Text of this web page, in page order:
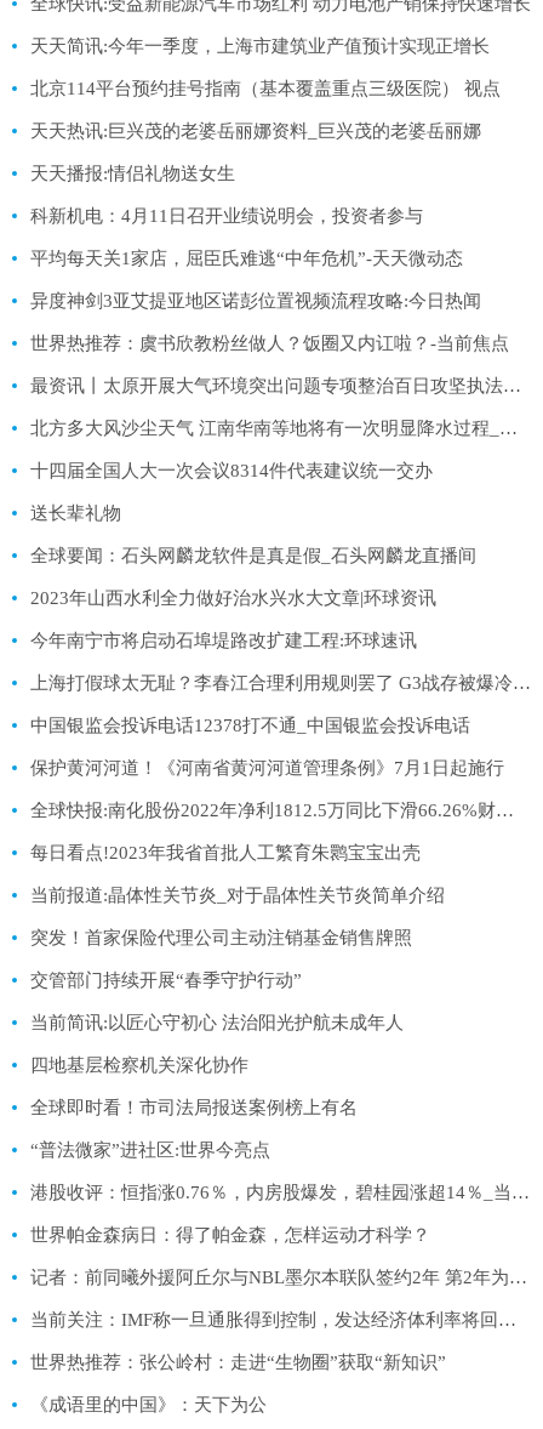
天天简讯:今年一季度，上海市建筑业产值预计实现正增长
北京114平台预约挂号指南（基本覆盖重点三级医院） 视点
天天热讯:巨兴茂的老婆岳丽娜资料_巨兴茂的老婆岳丽娜
天天播报:情侣礼物送女生
科新机电：4月11日召开业绩说明会，投资者参与
平均每天关1家店，屈臣氏难逃“中年危机”-天天微动态
异度神剑3亚艾提亚地区诺彭位置视频流程攻略:今日热闻
世界热推荐：虞书欣教粉丝做人？饭圈又内讧啦？-当前焦点
最资讯丨太原开展大气环境突出问题专项整治百日攻坚执法行动
北方多大风沙尘天气 江南华南等地将有一次明显降水过程_环球即时看
十四届全国人大一次会议8314件代表建议统一交办
送长辈礼物
全球要闻：石头网麟龙软件是真是假_石头网麟龙直播间
2023年山西水利全力做好治水兴水大文章|环球资讯
今年南宁市将启动石埠堤路改扩建工程:环球速讯
上海打假球太无耻？李春江合理利用规则罢了 G3战存被爆冷可能:环球最资讯
中国银监会投诉电话12378打不通_中国银监会投诉电话
保护黄河河道！《河南省黄河河道管理条例》7月1日起施行
全球快报:南化股份2022年净利1812.5万同比下滑66.26%财务总监李晓晨薪酬34.75万
每日看点!2023年我省首批人工繁育朱鹮宝宝出壳
当前报道:晶体性关节炎_对于晶体性关节炎简单介绍
突发！首家保险代理公司主动注销基金销售牌照
交管部门持续开展“春季守护行动”
当前简讯:以匠心守初心 法治阳光护航未成年人
四地基层检察机关深化协作
全球即时看！市司法局报送案例榜上有名
“普法微家”进社区:世界今亮点
港股收评：恒指涨0.76％，内房股爆发，碧桂园涨超14％_当前独家
世界帕金森病日：得了帕金森，怎样运动才科学？
记者：前同曦外援阿丘尔与NBL墨尔本联队签约2年 第2年为球员选项
当前关注：IMF称一旦通胀得到控制，发达经济体利率将回归疫情前低位！
世界热推荐：张公岭村：走进“生物圈”获取“新知识”
《成语里的中国》：天下为公